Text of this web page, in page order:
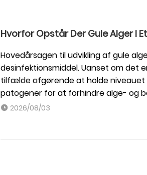
Hvorfor Opstår Der Gule Alger I
Hovedårsagen til udvikling af gule
desinfektionsmiddel. Uanset om det
tilfælde afgørende at holde
patogener for at forhindre alge- og
2026/08/03